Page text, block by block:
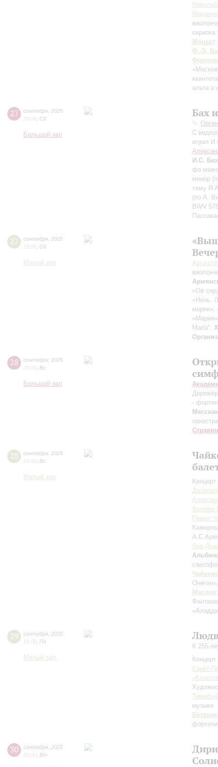
Моцарт
Ф.-Э.
альта и
27 сентября 2025
20:00 Сб
Большой зал
Бах
С
играл
И.С. Бах
фа
минор
тему
(по А.
BWV
27 сентября 2025
19:00 Сб
Малый зал Аргишти
«Ов
«Ночь.
Maria";
28 сентября 2025
20:00 Вс
Большой зал
-
28 сентября 2025
19:00 Вс
Малый зал
Филипп
Павел
Лев
Маслов
29 сентября 2025
19:00 Пн
Малый зал
К 255-
Санкт-
музыки
30 сентября 2025
20:00 Вт